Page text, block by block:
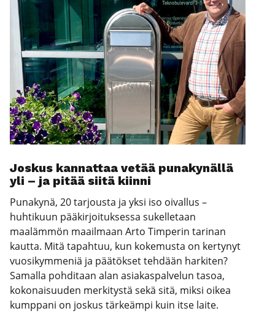
Jos­kus kan­nat­taa vetää puna­ky­näl­lä
yli – ja pitää sii­tä kiin­ni
Punakynä, 20 tarjousta ja yksi iso oivallus –
huhtikuun pääkirjoituksessa sukelletaan
maalämmön maailmaan Arto Timperin tarinan
kautta. Mitä tapahtuu, kun kokemusta on kertynyt
vuosikymmeniä ja päätökset tehdään harkiten?
Samalla pohditaan alan asiakaspalvelun tasoa,
kokonaisuuden merkitystä sekä sitä, miksi oikea
kumppani on joskus tärkeämpi kuin itse laite.